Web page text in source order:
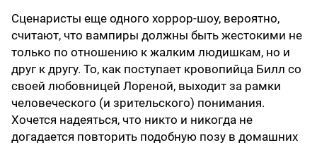
Сценаристы еще одного хоррор-шоу, вероятно,
считают, что вампиры должны быть жестокими не
только по отношению к жалким людишкам, но и
друг к другу. То, как поступает кровопийца Билл со
своей любовницей Лореной, выходит за рамки
человеческого (и зрительского) понимания.
Хочется надеяться, что никто и никогда не
догадается повторить подобную позу в домашних